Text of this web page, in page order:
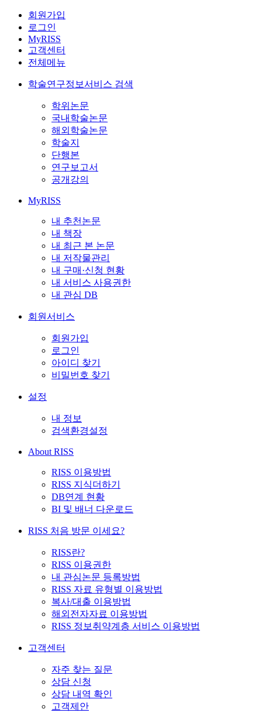
회원가입
로그인
MyRISS
고객센터
전체메뉴
학술연구정보서비스 검색
학위논문
국내학술논문
해외학술논문
학술지
단행본
연구보고서
공개강의
MyRISS
내 추천논문
내 책장
내 최근 본 논문
내 저작물관리
내 구매·신청 현황
내 서비스 사용권한
내 관심 DB
회원서비스
회원가입
로그인
아이디 찾기
비밀번호 찾기
설정
내 정보
검색환경설정
About RISS
RISS 이용방법
RISS 지식더하기
DB연계 현황
BI 및 배너 다운로드
RISS 처음 방문 이세요?
RISS란?
RISS 이용권한
내 관심논문 등록방법
RISS 자료 유형별 이용방법
복사/대출 이용방법
해외전자자료 이용방법
RISS 정보취약계층 서비스 이용방법
고객센터
자주 찾는 질문
상담 신청
상담 내역 확인
고객제안